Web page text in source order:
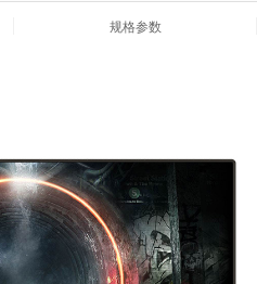
规格参数